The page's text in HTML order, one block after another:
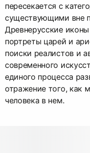
пересекается с
существующими вне
Древнерусские
портреты царей и
поиски реалистов и
современного
единого процесса
отражение того, как
человека в нем.